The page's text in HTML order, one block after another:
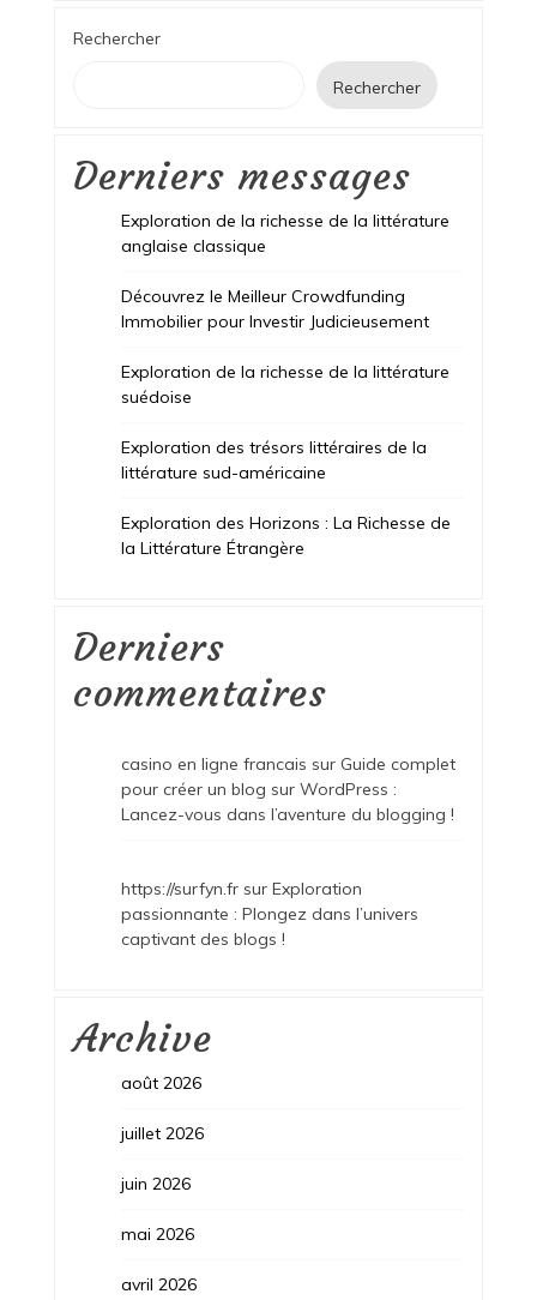
Rechercher
Rechercher
Derniers messages
Exploration de la richesse de la littérature
anglaise classique
Découvrez le Meilleur Crowdfunding
Immobilier pour Investir Judicieusement
Exploration de la richesse de la littérature
suédoise
Exploration des trésors littéraires de la
littérature sud-américaine
Exploration des Horizons : La Richesse de
la Littérature Étrangère
Derniers
commentaires
casino en ligne francais sur Guide complet
pour créer un blog sur WordPress :
Lancez-vous dans l’aventure du blogging !
https://surfyn.frsur Exploration
passionnante : Plongez dans l’univers
captivant des blogs !
Archive
août 2026
juillet 2026
juin 2026
mai 2026
avril 2026